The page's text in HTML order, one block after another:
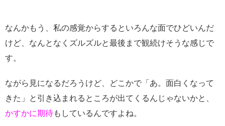
なんかもう、私の感覚からするといろんな面でひどいんだ
けど、なんとなくズルズルと最後まで観続けそうな感じで
す。
ながら見になるだろうけど、どこかで「あ。面白くなって
きた」と引き込まれるところが出てくるんじゃないかと、
かすかに期待もしているんですよね。